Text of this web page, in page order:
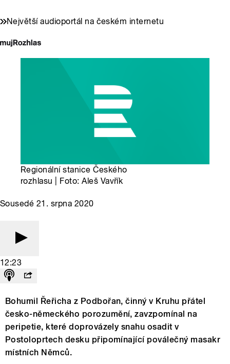
Největší audioportál na českém internetu
Regionální stanice Českého
rozhlasu | Foto: Aleš Vavřík
Sousedé 21. srpna 2020
12:23
Bohumil Řeřicha z Podbořan, činný v Kruhu přátel
česko-německého porozumění, zavzpomínal na
peripetie, které doprovázely snahu osadit v
Postoloprtech desku připomínající poválečný masakr
místních Němců.